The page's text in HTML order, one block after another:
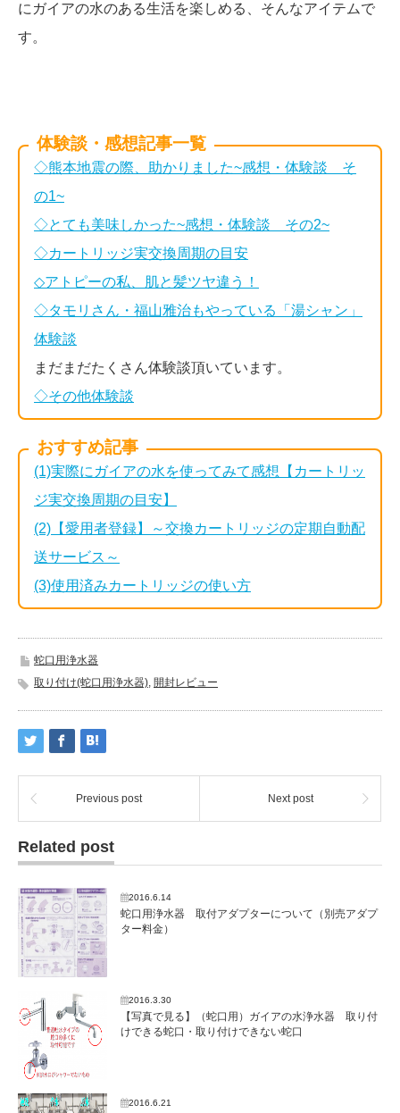
にガイアの水のある生活を楽しめる、そんなアイテムで
す。
体験談・感想記事一覧
◇熊本地震の際、助かりました~感想・体験談 そ
の1~
◇とても美味しかった~感想・体験談 その2~
◇カートリッジ実交換周期の目安
◇アトピーの私、肌と髪ツヤ違う！
◇タモリさん・福山雅治もやっている「湯シャン」
体験談
まだまだたくさん体験談頂いています。
◇その他体験談
おすすめ記事
(1)実際にガイアの水を使ってみて感想【カートリッ
ジ実交換周期の目安】
(2)【愛用者登録】～交換カートリッジの定期自動配
送サービス～
(3)使用済みカートリッジの使い方
蛇口用浄水器
取り付け(蛇口用浄水器), 開封レビュー
Previous post Next post
Related post
2016.6.14
蛇口用浄水器 取付アダプターについて（別売アダプ
ター料金）
2016.3.30
【写真で見る】（蛇口用）ガイアの水浄水器 取り付
けできる蛇口・取り付けできない蛇口
2016.6.21